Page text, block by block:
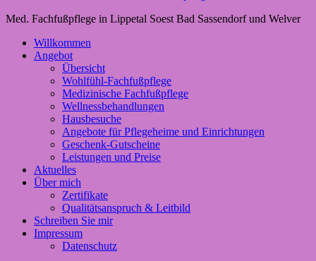
Med. Fachfußpflege in Lippetal Soest Bad Sassendorf und Welver
Willkommen
Angebot
Übersicht
Wohlfühl-Fachfußpflege
Medizinische Fachfußpflege
Wellnessbehandlungen
Hausbesuche
Angebote für Pflegeheime und Einrichtungen
Geschenk-Gutscheine
Leistungen und Preise
Aktuelles
Über mich
Zertifikate
Qualitätsanspruch & Leitbild
Schreiben Sie mir
Impressum
Datenschutz